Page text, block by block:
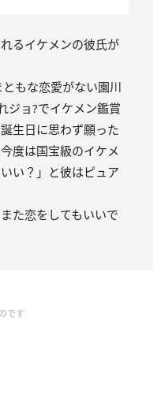
るイケメンの彼氏が
もな恋愛がない園川
ジョ?でイケメン鑑賞
生日に思わず願った
度は国宝級のイケメ
い？」と彼はピュア
た恋をしてもいいで
です